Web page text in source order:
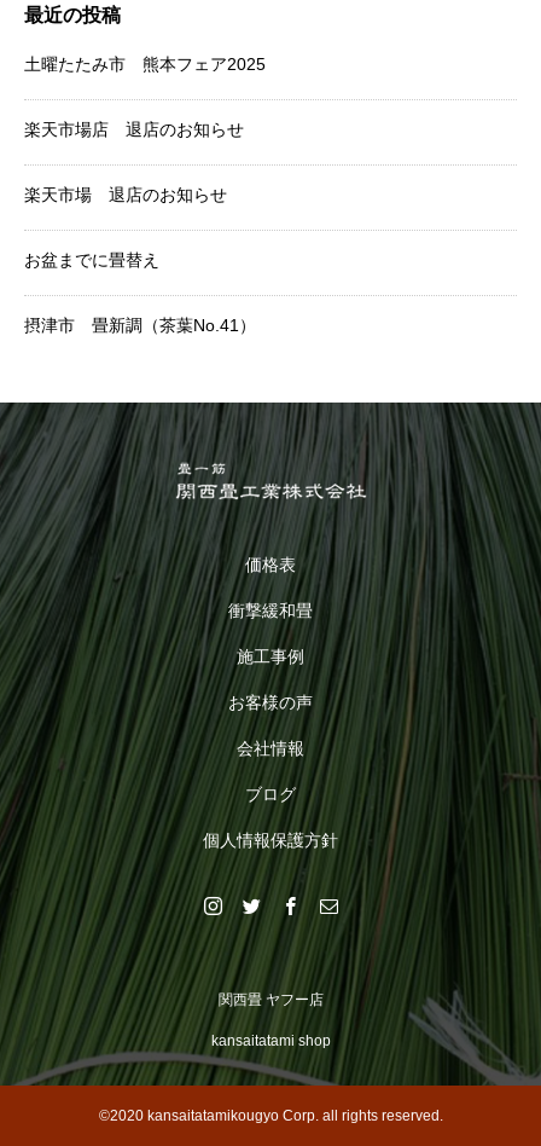
最近の投稿
土曜たたみ市 熊本フェア2025
楽天市場店 退店のお知らせ
楽天市場 退店のお知らせ
お盆までに畳替え
摂津市 畳新調（茶葉No.41）
価格表
衝撃緩和畳
施工事例
お客様の声
会社情報
ブログ
個人情報保護方針
関西畳 ヤフー店
kansaitatami shop
©2020 kansaitatamikougyo Corp. all rights reserved.